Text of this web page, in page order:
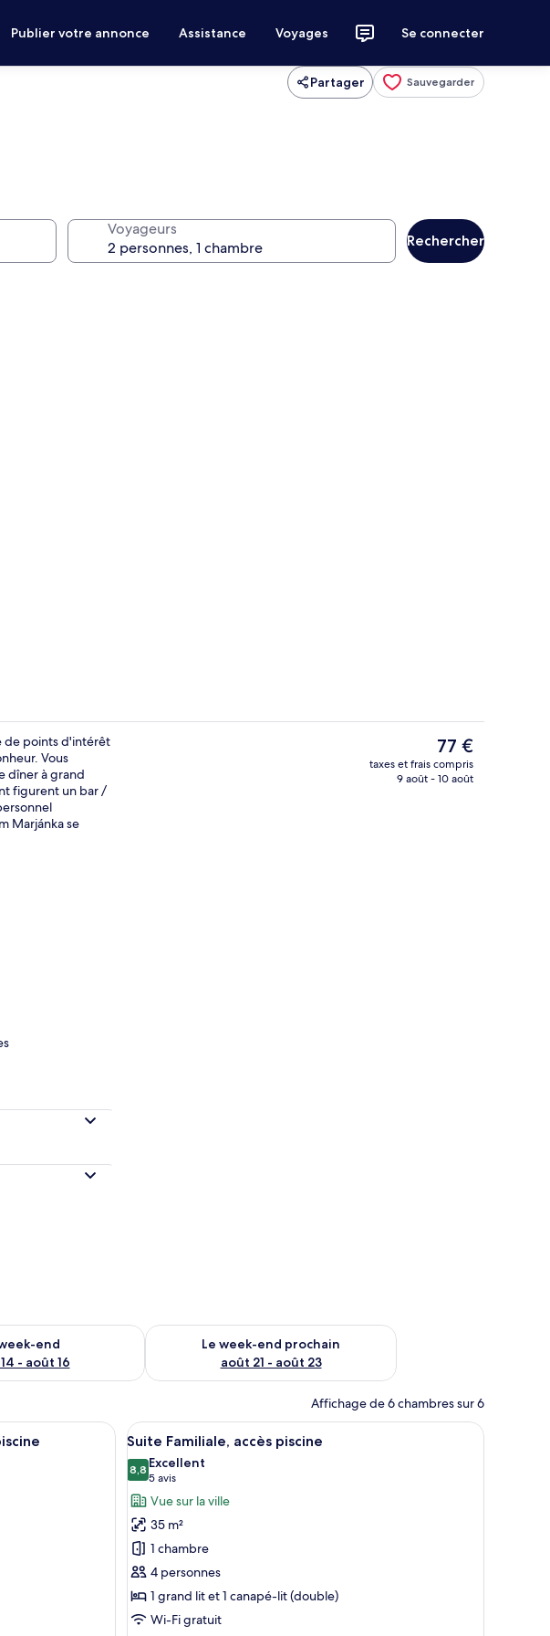
Publier votre annonce Assistance Voyages Se connecter
Partager Sauvegarder
Voyageurs
Rechercher
Entrée intérieure
de points d'intérêt
Vous
dîner à grand
figurent un bar /
Marjánka se
Le
prix
actuel
77 €
taxes et frais compris
9 août - 10 août
end
- août 16
pour ce week-end août 14 - août 16
Le week-end prochain
août 21 - août 23
Vérifier la disponibilité pour le week-end prochain août 21 -
Affichage de 6 chambres sur 6
d’hôtel avec un grand lit, un bureau, une chaise et un tableau au mur.
Afficher
toutes
les
photos
pour
ce
type
de
chambre :
Suite
Une chambre d’hôtel avec un lit, un
4
Suite Familiale, accès piscine
8,88,8 sur 10
Excellent
5 avis
(5 avis)
Vue sur la ville
35 m²
1 chambre
4 personnes
1 grand lit et 1 canapé-lit (double)
Wi-Fi gratuit